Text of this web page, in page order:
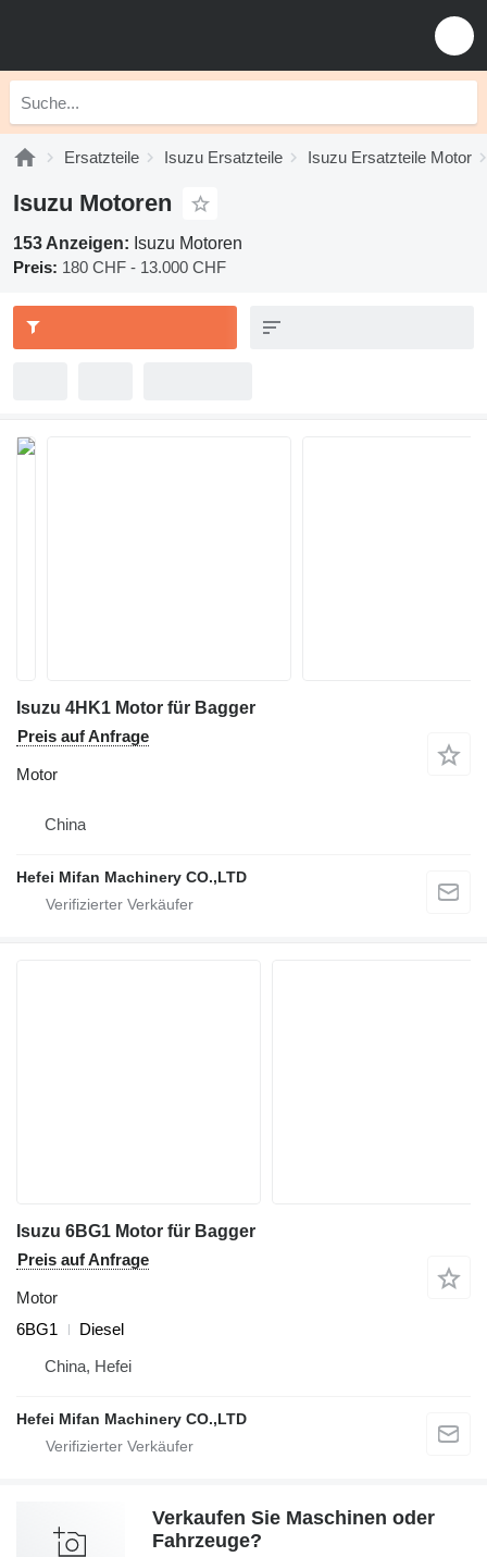
Ersatzteile Isuzu Ersatzteile Isuzu Ersatzteile Motor
Isuzu Motoren
153 Anzeigen: Isuzu Motoren
Preis: 180 CHF - 13.000 CHF
Isuzu 4HK1 Motor für Bagger
Preis auf Anfrage
Motor
China
Hefei Mifan Machinery CO.,LTD
Isuzu 6BG1 Motor für Bagger
Preis auf Anfrage
Motor
6BG1
Diesel
China, Hefei
Hefei Mifan Machinery CO.,LTD
Verkaufen Sie Maschinen oder
Fahrzeuge?